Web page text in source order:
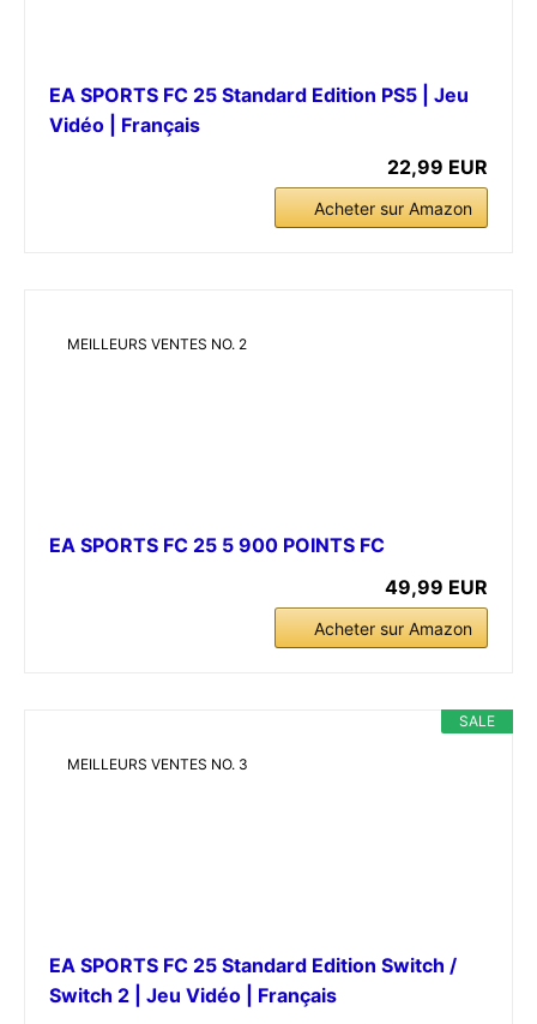
EA SPORTS FC 25 Standard Edition PS5 | Jeu
Vidéo | Français
22,99 EUR
Acheter sur Amazon
MEILLEURS VENTES NO. 2
EA SPORTS FC 25 5 900 POINTS FC
49,99 EUR
Acheter sur Amazon
SALE
MEILLEURS VENTES NO. 3
EA SPORTS FC 25 Standard Edition Switch /
Switch 2 | Jeu Vidéo | Français